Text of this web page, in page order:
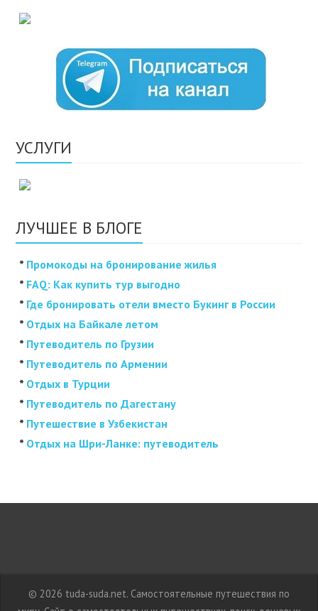
УСЛУГИ
ЛУЧШЕЕ В БЛОГЕ
* Промокоды на бронирование жилья
* FAQ: Как купить тур выгодно
* Где бронировать отели вместо Букинг в России
* Отдых на Байкале летом
* Путеводитель по Грузии
* Путеводитель по Армении
* Отдых в Турции
* Путеводитель по Дагестану
* Путешествие в Узбекистан
* Отдых на Шри-Ланке: путеводитель
© 2026 tuda-suda.net. Самостоятельные путешествия по